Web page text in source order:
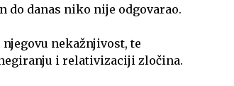
do danas niko nije odgovarao.
nekažnjivost, te
i relativizaciji zločina.